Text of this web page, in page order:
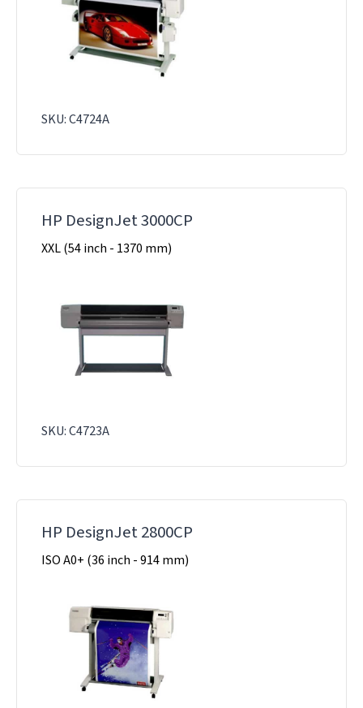
SKU: C4724A
HP DesignJet 3000CP
XXL (54 inch - 1370 mm)
SKU: C4723A
HP DesignJet 2800CP
ISO A0+ (36 inch - 914 mm)